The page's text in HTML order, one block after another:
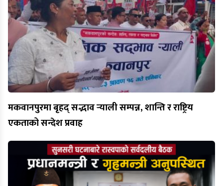
मकवानपुरमा बृहद् सद्भाव र्‍याली सम्पन्न, शान्ति र राष्ट्रिय
एकताको सन्देश प्रवाह